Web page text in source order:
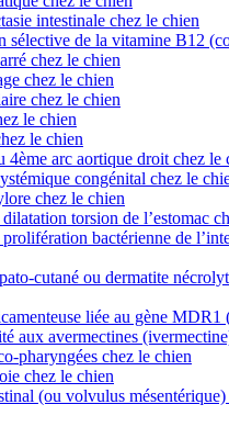
intestinale chez le chien
sélective de la vitamine B12
chez le chien
chez le chien
chez le chien
le chien
le chien
4ème arc aortique droit chez le
congénital chez le
chez le chien
torsion de l’estomac
bactérienne de
cutané ou dermatite
liée au gène
aux avermectines
pharyngées chez le chien
chez le chien
(ou volvulus